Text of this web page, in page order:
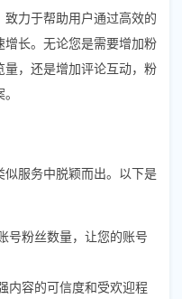
力于帮助用户通过高效的
长。无论您是需要增加粉
，还是增加评论互动，粉
服务中脱颖而出。以下是
号粉丝数量，让您的账号
内容的可信度和受欢迎程